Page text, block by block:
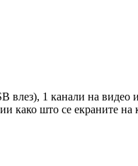
1 канали на видео
како што се екраните на